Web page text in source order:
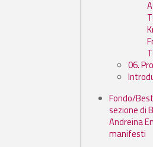
06.
Fondo/
sezione di
Andreina
manifesti